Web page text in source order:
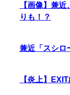
【画像】兼
りも！？
兼近「スシロ
【炎上】